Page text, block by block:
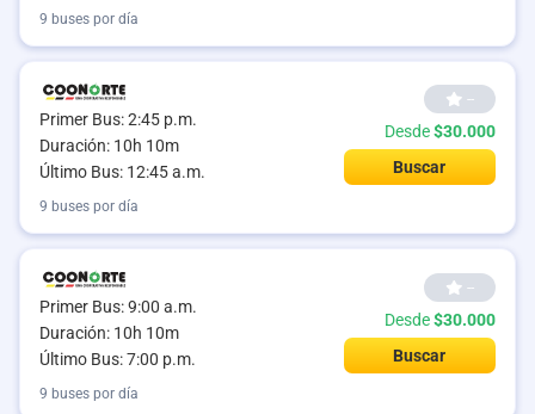
9 buses por día
Primer Bus: 2:45 p.m.
Duración: 10h 10m
Último Bus: 12:45 a.m.
--
Desde$30.000
Buscar
9 buses por día
Primer Bus: 9:00 a.m.
Duración: 10h 10m
Último Bus: 7:00 p.m.
--
Desde$30.000
Buscar
9 buses por día